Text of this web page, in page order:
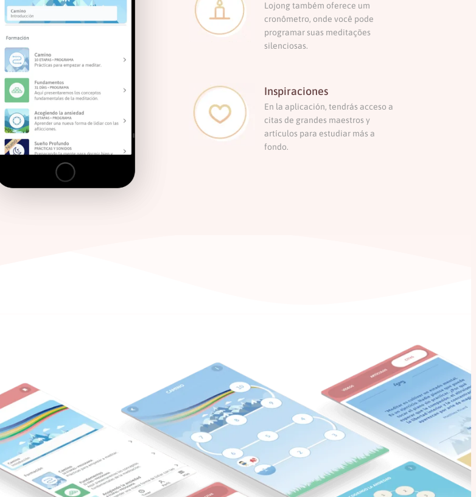
Lojong também oferece um
cronômetro, onde você pode
programar suas meditações
silenciosas.
Inspiraciones
En la aplicación, tendrás acceso a
citas de grandes maestros y
artículos para estudiar más a
fondo.